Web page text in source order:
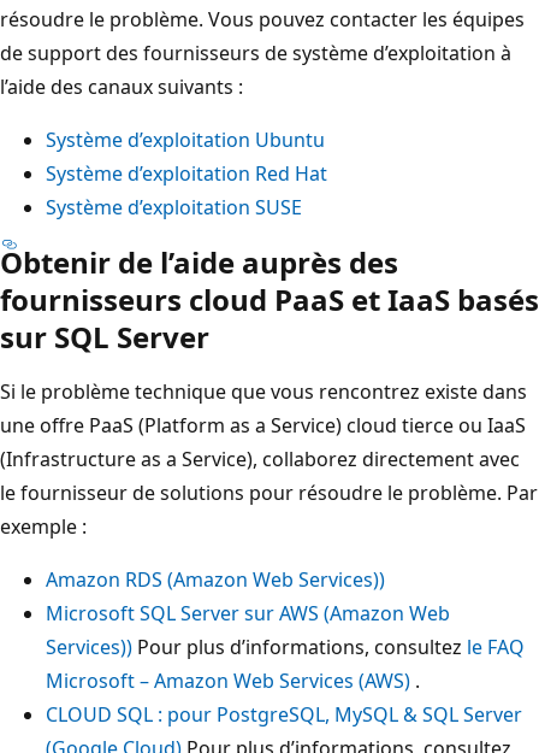
résoudre le problème. Vous pouvez contacter les équipes
de support des fournisseurs de système d’exploitation à
l’aide des canaux suivants :
Système d’exploitation Ubuntu
Système d’exploitation Red Hat
Système d’exploitation SUSE
Obtenir de l’aide auprès des
fournisseurs cloud PaaS et IaaS basés
sur SQL Server
Si le problème technique que vous rencontrez existe dans
une offre PaaS (Platform as a Service) cloud tierce ou IaaS
(Infrastructure as a Service), collaborez directement avec
le fournisseur de solutions pour résoudre le problème. Par
exemple :
Amazon RDS (Amazon Web Services))
Microsoft SQL Server sur AWS (Amazon Web
Services)) Pour plus d’informations, consultez le FAQ
Microsoft – Amazon Web Services (AWS) .
CLOUD SQL : pour PostgreSQL, MySQL & SQL Server
(Google Cloud) Pour plus d’informations, consultez